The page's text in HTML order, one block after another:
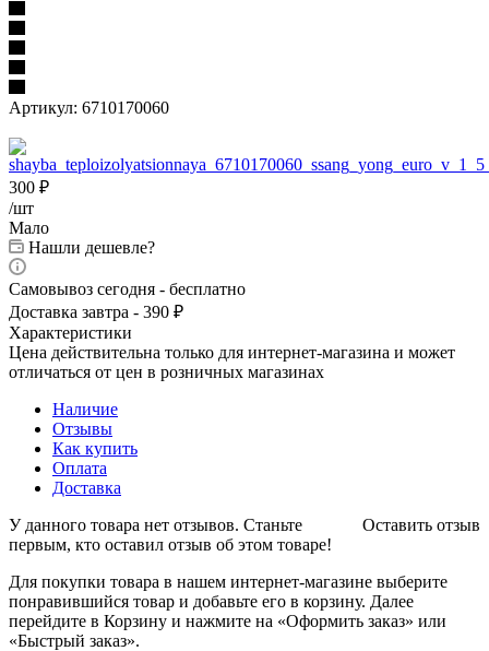
Артикул: 6710170060
300 ₽
/шт
Мало
Нашли дешевле?
Самовывоз сегодня - бесплатно
Доставка завтра - 390 ₽
Характеристики
Цена действительна только для интернет-магазина и может
отличаться от цен в розничных магазинах
Наличие
Отзывы
Как купить
Оплата
Доставка
Оставить отзыв
У данного товара нет отзывов. Станьте
первым, кто оставил отзыв об этом товаре!
Для покупки товара в нашем интернет-магазине выберите
понравившийся товар и добавьте его в корзину. Далее
перейдите в Корзину и нажмите на «Оформить заказ» или
«Быстрый заказ».